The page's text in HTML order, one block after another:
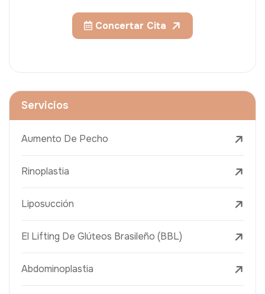
Concertar Cita
Servicios
Aumento De Pecho
Rinoplastia
Liposucción
El Lifting De Glúteos Brasileño (BBL)
Abdominoplastia